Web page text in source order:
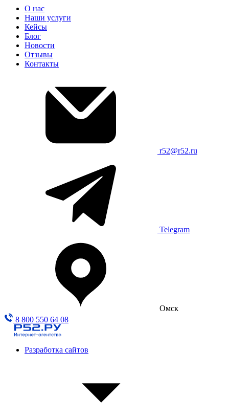
О нас
Наши услуги
Кейсы
Блог
Новости
Отзывы
Контакты
r52@r52.ru
Telegram
Омск
8 800 550 64 08
Разработка сайтов